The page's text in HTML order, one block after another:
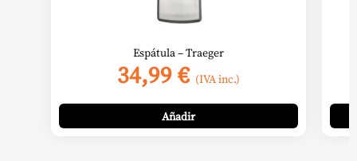
Espátula – Traeger
34,99€ (IVA inc.)
Añadir